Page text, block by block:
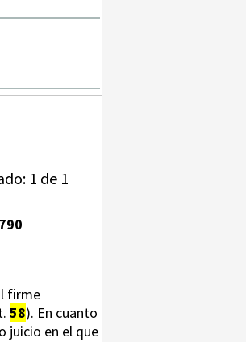
1 de 1
firme
58). En cuanto
juicio en el que